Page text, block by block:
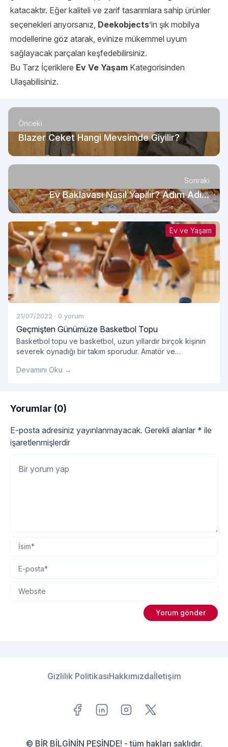
katacaktır. Eğer kaliteli ve zarif tasarımlara sahip ürünler
seçenekleri arıyorsanız, Deekobjects’in şık mobilya
modellerine göz atarak, evinize mükemmel uyum
sağlayacak parçaları keşfedebilirsiniz.
Bu Tarz İçeriklere Ev Ve Yaşam Kategorisinden
Ulaşabilisiniz.
Önceki
Blazer Ceket Hangi Mevsimde Giyilir?
Sonraki
Ev Baklavası Nasıl Yapılır? Adım Adım
Anlatım
Ev ve Yaşam
21/07/2022 · 0 yorum
Geçmişten Günümüze Basketbol Topu
Basketbol topu ve basketbol, ​​uzun yıllardır birçok kişinin
severek oynadığı bir takım sporudur. Amatör ve
basket çok önemlidir.
Devamını Oku →
Yorumlar (0)
E-posta adresiniz yayınlanmayacak. Gerekli alanlar * ile
işaretlenmişlerdir
Gizlilik PolitikasıHakkımızdaİletişim
© BİR BİLGİNİN PEŞİNDE! - tüm hakları saklıdır.